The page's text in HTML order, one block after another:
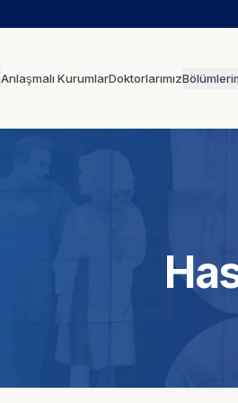
Anlaşmalı KurumlarDoktorlarımız